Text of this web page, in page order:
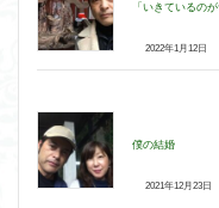
「いきているのが
2022年1月12日
僕の結婚
2021年12月23日